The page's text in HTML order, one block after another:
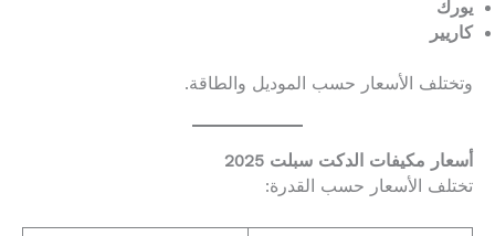
يورك
كاريير
وتختلف الأسعار حسب الموديل والطاقة.
أسعار مكيفات الدكت سبلت 2025
تختلف الأسعار حسب القدرة: